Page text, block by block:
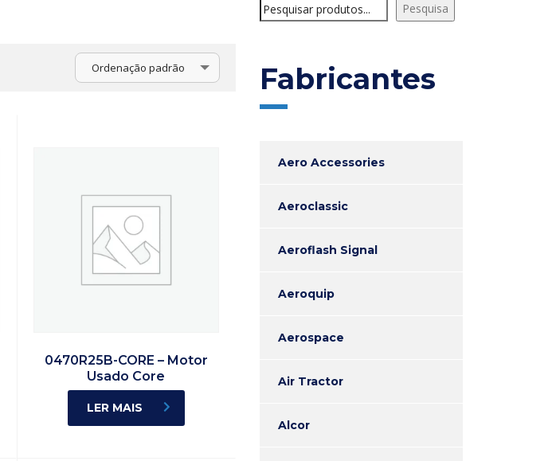
Ordenação padrão
0470R25B-CORE – Motor
Usado Core
LER MAIS
Pesquisa
Fabricantes
Aero Accessories
Aeroclassic
Aeroflash Signal
Aeroquip
Aerospace
Air Tractor
Alcor